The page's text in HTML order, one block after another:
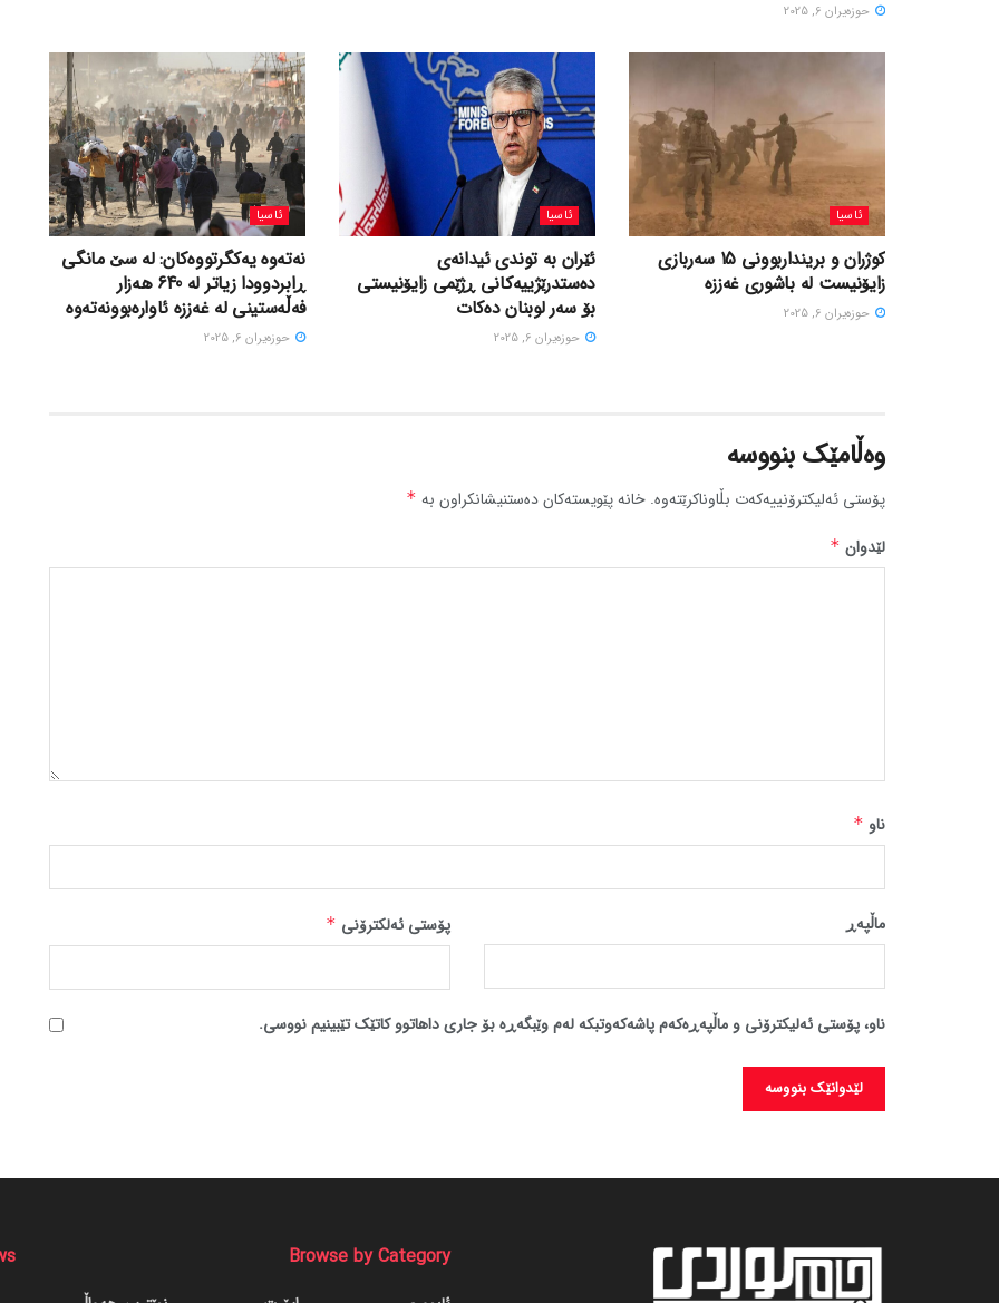
حوزه‌یران 6, 2025
ئاسیا
کوژران و برینداربوونی 15 سەربازی
زایۆنیست لە باشوری غەززە
حوزه‌یران 6, 2025
ئاسیا
ئێران بە توندی ئیدانەی
دەستدرێژییەکانی ڕژێمی زایۆنیستی
بۆ سەر لوبنان دەکات
حوزه‌یران 6, 2025
ئاسیا
نەتەوە یەکگرتووەکان: لە سێ مانگی
ڕابردوودا زیاتر لە 640 هەزار
فەڵەستینی لە غەززە ئاوارەبوونەتەوە
حوزه‌یران 6, 2025
وەڵامێک بنووسە
پۆستی ئەلیکترۆنییەکەت بڵاوناکرێتەوە. خانە پێویستەکان دەستنیشانکراون بە *
لێدوان *
ناو *
پۆستی ئەلکترۆنی * ماڵپه‌ڕ
ناو، پۆستی ئەلیکترۆنی و ماڵپەڕەکەم پاشەکەوتبکە لەم وێبگەڕە بۆ جاری داهاتوو کاتێک تێبینیم نووسی.
Browse by Category